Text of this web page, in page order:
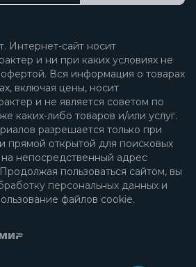
Интернет-сайт носит
и ни при каких условиях не
Вся информация о товарах
включая цены, носит
и не является советом по
каких-либо товаров и/или услуг.
разрешается только при
прямой открытой для поисковых
непосредственный адрес
пользоваться сайтом, вы
персональных данных и
файлов cookie.